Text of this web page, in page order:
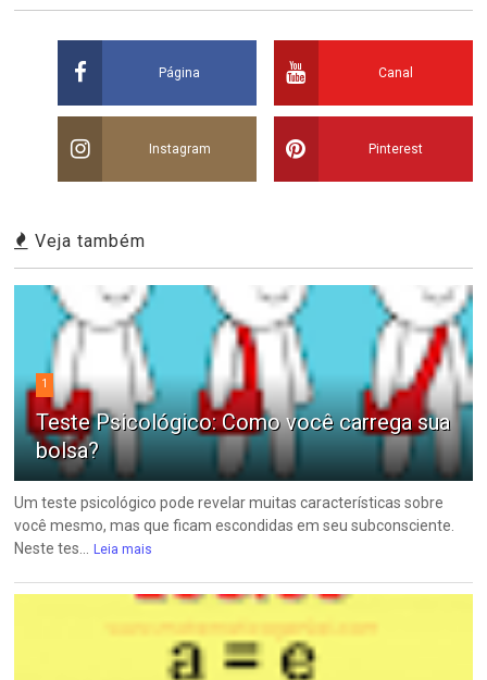
Página Canal
Instagram Pinterest
Veja também
1
Teste Psicológico: Como você carrega sua
bolsa?
Um teste psicológico pode revelar muitas características sobre
você mesmo, mas que ficam escondidas em seu subconsciente.
Neste tes...
Leia mais